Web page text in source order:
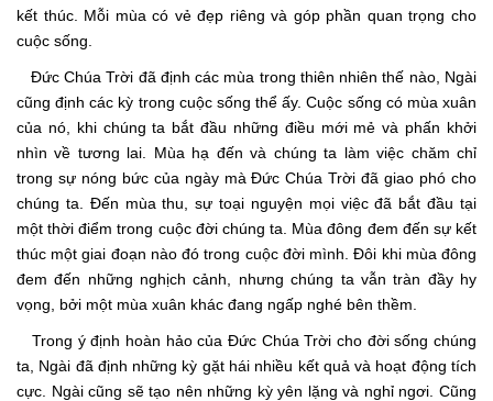
kết thúc. Mỗi mùa có vẻ đẹp riêng và góp phần quan trọng cho
cuộc sống.
Đức Chúa Trời đã định các mùa trong thiên nhiên thế nào, Ngài
cũng định các kỳ trong cuộc sống thể ấy. Cuộc sống có mùa xuân
của nó, khi chúng ta bắt đầu những điều mới mẻ và phấn khởi
nhìn về tương lai. Mùa hạ đến và chúng ta làm việc chăm chỉ
trong sự nóng bức của ngày mà Đức Chúa Trời đã giao phó cho
chúng ta. Đến mùa thu, sự toại nguyện mọi việc đã bắt đầu tại
một thời điểm trong cuộc đời chúng ta. Mùa đông đem đến sự kết
thúc một giai đoạn nào đó trong cuộc đời mình. Đôi khi mùa đông
đem đến những nghịch cảnh, nhưng chúng ta vẫn tràn đầy hy
vọng, bởi một mùa xuân khác đang ngấp nghé bên thềm.
Trong ý định hoàn hảo của Đức Chúa Trời cho đời sống chúng
ta, Ngài đã định những kỳ gặt hái nhiều kết quả và hoạt động tích
cực. Ngài cũng sẽ tạo nên những kỳ yên lặng và nghỉ ngơi. Cũng